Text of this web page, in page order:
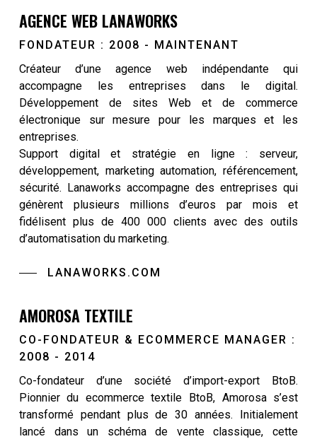
AGENCE WEB LANAWORKS
FONDATEUR : 2008 - MAINTENANT
Créateur d’une agence web indépendante qui
accompagne les entreprises dans le digital.
Développement de sites Web et de commerce
électronique sur mesure pour les marques et les
entreprises.
Support digital et stratégie en ligne : serveur,
développement, marketing automation, référencement,
sécurité. Lanaworks accompagne des entreprises qui
génèrent plusieurs millions d’euros par mois et
fidélisent plus de 400 000 clients avec des outils
d’automatisation du marketing.
LANAWORKS.COM
AMOROSA TEXTILE
CO-FONDATEUR & ECOMMERCE MANAGER :
2008 - 2014
Co-fondateur d’une société d’import-export BtoB.
Pionnier du ecommerce textile BtoB, Amorosa s’est
transformé pendant plus de 30 années. Initialement
lancé dans un schéma de vente classique, cette